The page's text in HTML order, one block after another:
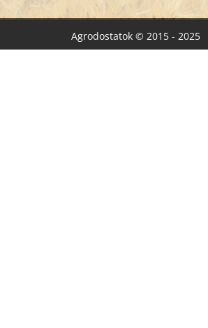
Agrodostatok © 2015 - 2025